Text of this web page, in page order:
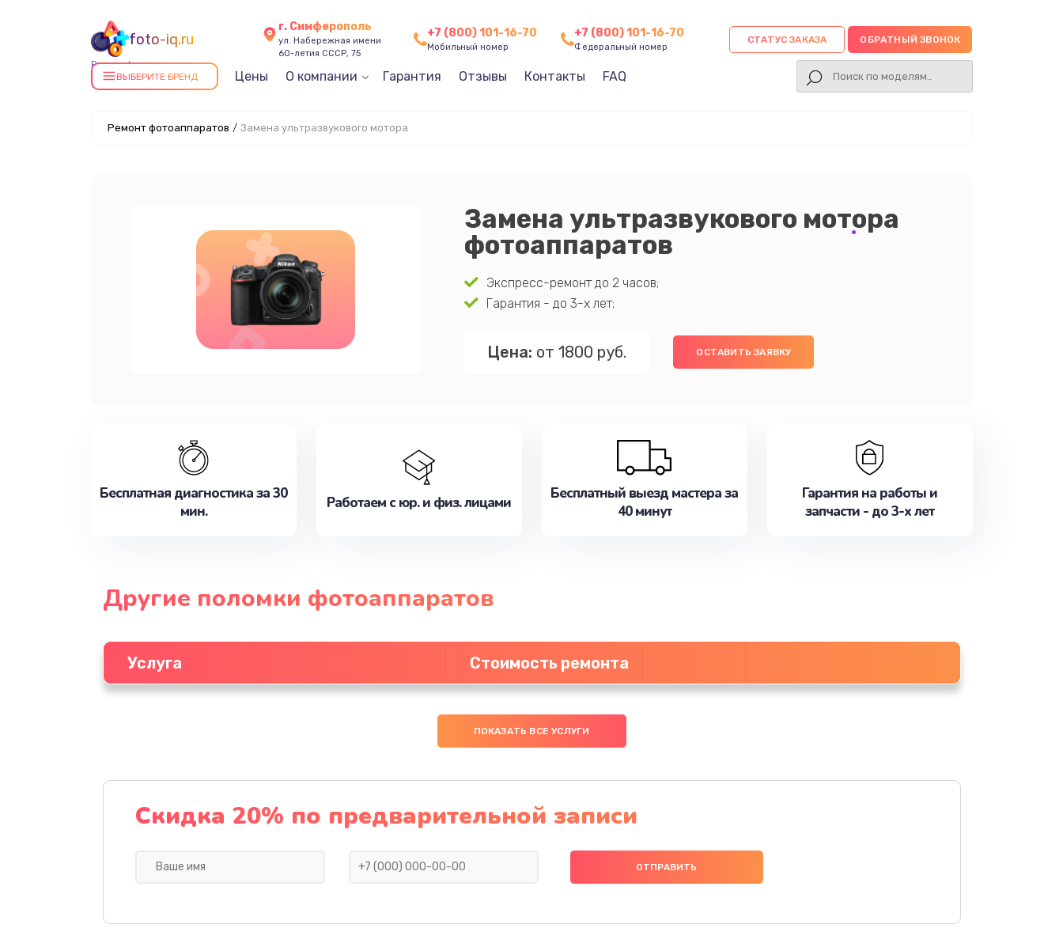
foto-iq.ru
Ремонт фотоаппаратов в
Симферополе
г. Симферополь
ул. Набережная имени
60-летия СССР, 75
+7 (800) 101-16-70
Мобильный номер
+7 (800) 101-16-70
Федеральный номер
СТАТУС ЗАКАЗА ОБРАТНЫЙ ЗВОНОК
ВЫБЕРИТЕ БРЕНД Цены О компании Гарантия Отзывы Контакты FAQ
Ремонт фотоаппаратов / Замена ультразвукового мотора
Замена ультразвукового мотора
фотоаппаратов
Экспресс-ремонт до 2 часов;
Гарантия - до 3-х лет;
Цена: от 1800 руб. ОСТАВИТЬ ЗАЯВКУ
Бесплатная диагностика за 30
мин.
Работаем с юр. и физ. лицами
Бесплатный выезд мастера за
40 минут
Гарантия на работы и
запчасти - до 3-х лет
Другие поломки фотоаппаратов
Услуга Стоимость ремонта
ПОКАЗАТЬ ВСЕ УСЛУГИ
Скидка 20% по предварительной записи